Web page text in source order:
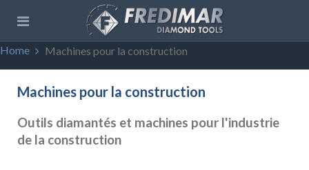
Home Machines pour la construction
Machines pour la construction
Outils diamantés et machines pour l'industrie
de la construction